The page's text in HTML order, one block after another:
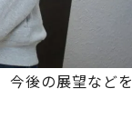
後の展望などを